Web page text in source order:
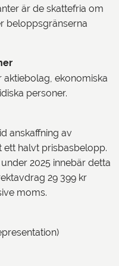
är de skattefria om
beloppsgränserna
aktiebolag, ekonomiska
personer.
anskaffning av
ett halvt prisbasbelopp.
2025 innebär detta
29 399 kr
moms.